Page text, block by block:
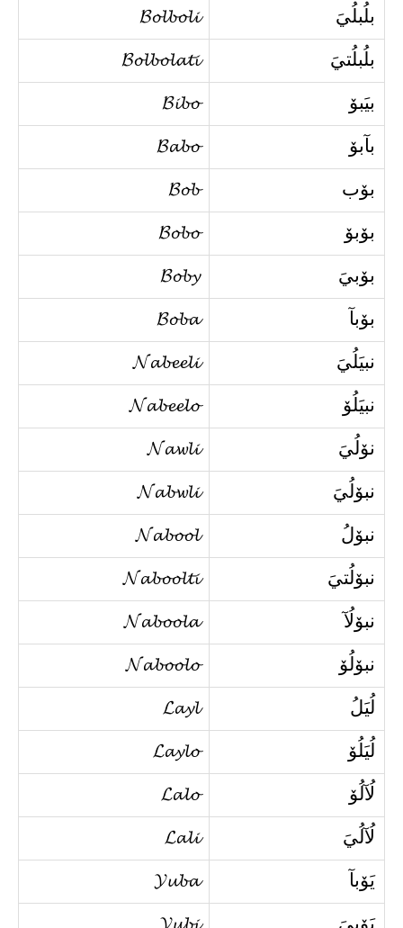
بلُبلُيَ 𝓑𝓸𝓵𝓫𝓸𝓵𝓲
بلُبلُتيَ 𝓑𝓸𝓵𝓫𝓸𝓵𝓪𝓽𝓲
بيَبۆ 𝓑𝓲𝓫𝓸
بآبۆ 𝓑𝓪𝓫𝓸
بۆب 𝓑𝓸𝓫
بۆبۆ 𝓑𝓸𝓫𝓸
بۆبيَ 𝓑𝓸𝓫𝔂
بۆبآ 𝓑𝓸𝓫𝓪
نبيَلُيَ 𝓝𝓪𝓫𝓮𝓮𝓵𝓲
نبيَلُۆ 𝓝𝓪𝓫𝓮𝓮𝓵𝓸
نۆلُيَ 𝓝𝓪𝔀𝓵𝓲
نبۆلُيَ 𝓝𝓪𝓫𝔀𝓵𝓲
نبۆلُ 𝓝𝓪𝓫𝓸𝓸𝓵
نبۆلُتيَ 𝓝𝓪𝓫𝓸𝓸𝓵𝓽𝓲
نبۆلُآ 𝓝𝓪𝓫𝓸𝓸𝓵𝓪
نبۆلُۆ 𝓝𝓪𝓫𝓸𝓸𝓵𝓸
لُيَلُ 𝓛𝓪𝔂𝓵
لُيَلُۆ 𝓛𝓪𝔂𝓵𝓸
لُآلُۆ 𝓛𝓪𝓵𝓸
لُآلُيَ 𝓛𝓪𝓵𝓲
يَۆبآ 𝓨𝓾𝓫𝓪